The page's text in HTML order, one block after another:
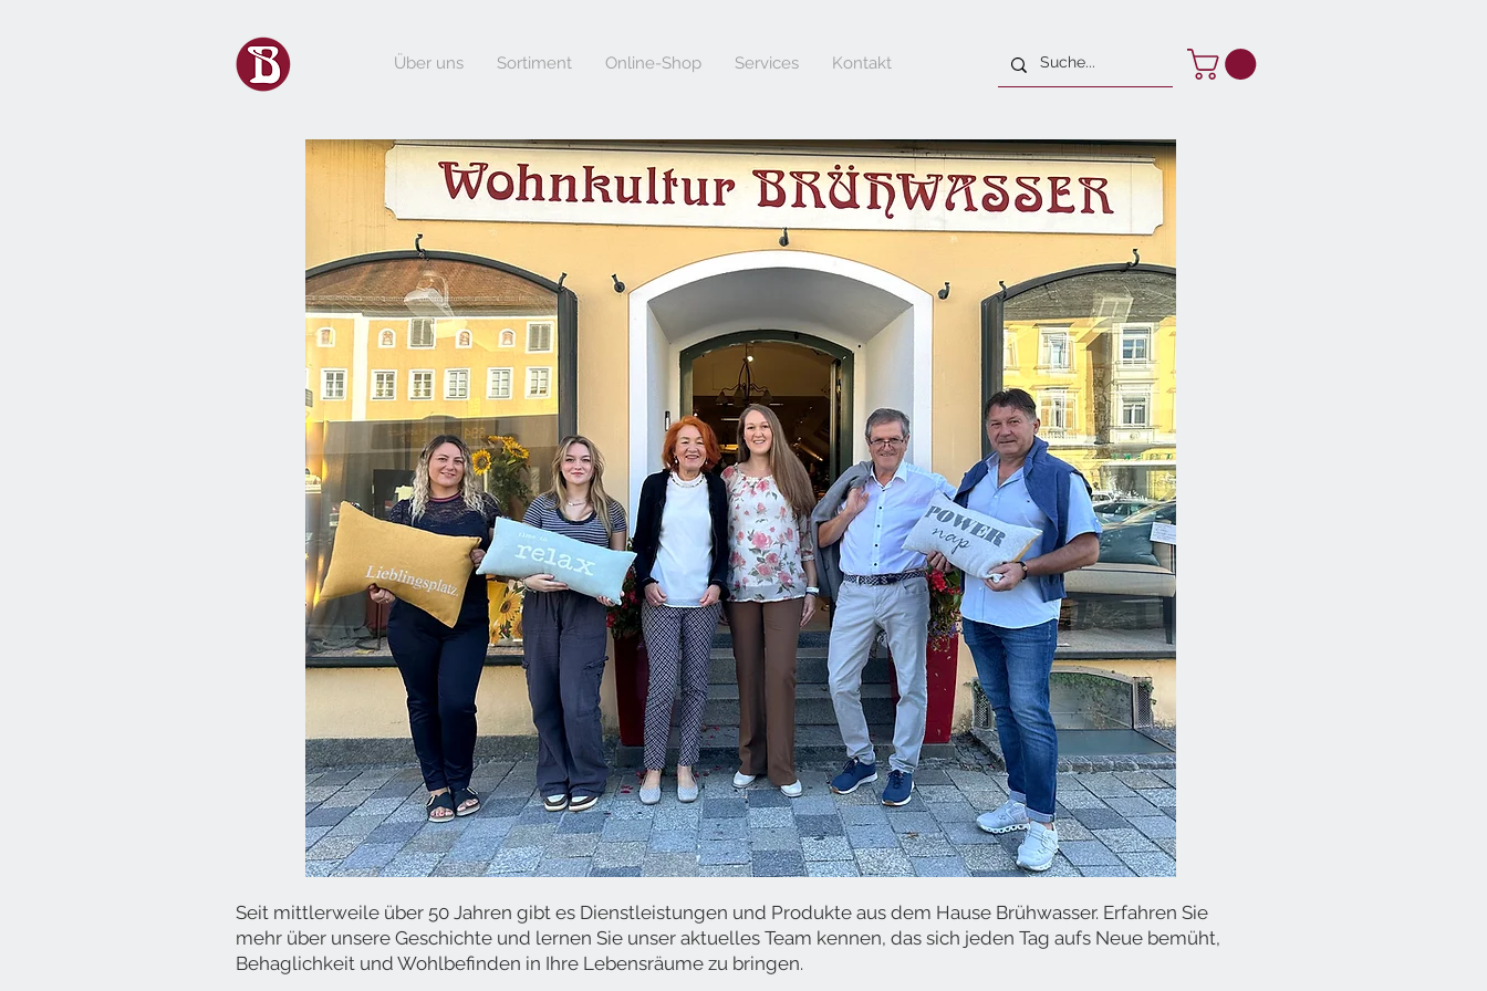
Über uns Sortiment Online-Shop Services Kontakt
Seit mittlerweile über 50 Jahren gibt es Dienstleistungen und Produkte aus dem Hause Brühwasser. Erfahren Sie
mehr über unsere Geschichte und lernen Sie unser aktuelles Team kennen, das sich jeden Tag aufs Neue bemüht,
Behaglichkeit und Wohlbefinden in Ihre Lebensräume zu bringen.